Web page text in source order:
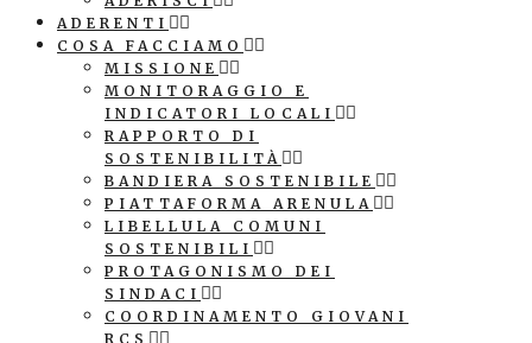
ADERENTI
COSA FACCIAMO
MISSIONE
MONITORAGGIO E
INDICATORI LOCALI
RAPPORTO DI
SOSTENIBILITÀ
BANDIERA SOSTENIBILE
PIATTAFORMA ARENULA
LIBELLULA COMUNI
SOSTENIBILI
PROTAGONISMO DEI
SINDACI
COORDINAMENTO GIOVANI
RCS